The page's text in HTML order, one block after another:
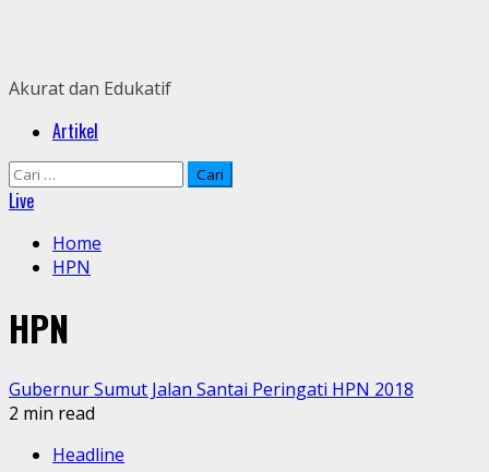
Akurat dan Edukatif
PrimaryArtikel
Cari
untuk:
Live
Home
HPN
HPN
Gubernur Sumut Jalan Santai Peringati HPN 2018
2 min read
Headline